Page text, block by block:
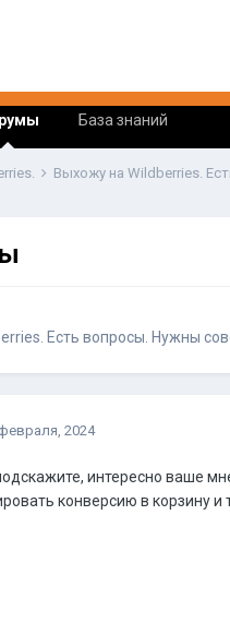
База знаний
Выхожу на Wildberries.
Есть вопросы. Нужны
2024
интересно ваше
конверсию в корзину и